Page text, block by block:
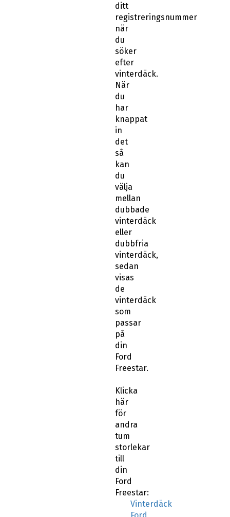
ditt
registreringsnummer
när
du
söker
efter
vinterdäck.
När
du
har
knappat
in
det
så
kan
du
välja
mellan
dubbade
vinterdäck
eller
dubbfria
vinterdäck,
sedan
visas
de
vinterdäck
som
passar
på
din
Ford
Freestar.
Klicka
här
för
andra
tum
storlekar
till
din
Ford
Freestar:
Vinterdäck
Ford